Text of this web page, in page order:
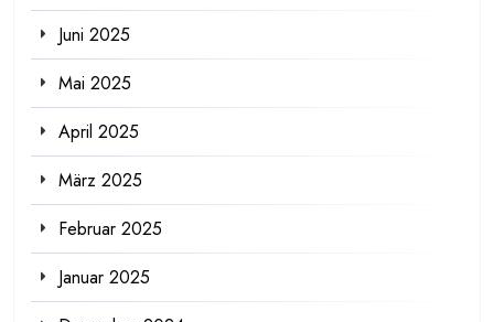
Juni 2025
Mai 2025
April 2025
März 2025
Februar 2025
Januar 2025